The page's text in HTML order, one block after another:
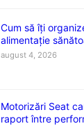
Cum să îți
alimentație
august 4, 2026
Motorizări Seat
raport între